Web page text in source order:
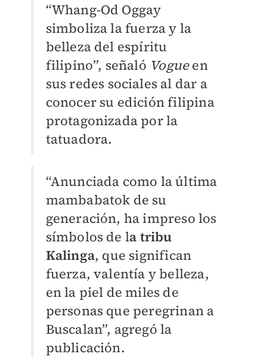
“Whang-Od Oggay
simboliza la fuerza y la
belleza del espíritu
filipino”, señaló Vogueen
sus redes sociales al dar a
conocer su edición filipina
protagonizada por la
tatuadora.
“Anunciada como la última
mambabatok de su
generación, ha impreso los
símbolos de la tribu
Kalinga, que significan
fuerza, valentía y belleza,
en la piel de miles de
personas que peregrinan a
Buscalan”, agregó la
publicación.